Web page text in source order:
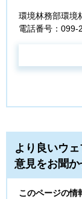
環境林務部環境
電話番号：099-
より良いウ
意見をお聞
このページの情